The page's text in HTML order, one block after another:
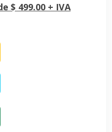
$ 499.00 + IVA